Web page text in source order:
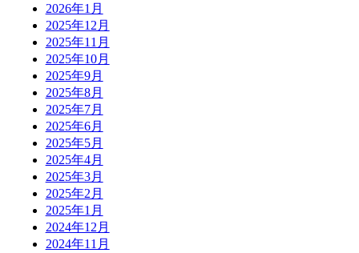
2026年1月
2025年12月
2025年11月
2025年10月
2025年9月
2025年8月
2025年7月
2025年6月
2025年5月
2025年4月
2025年3月
2025年2月
2025年1月
2024年12月
2024年11月